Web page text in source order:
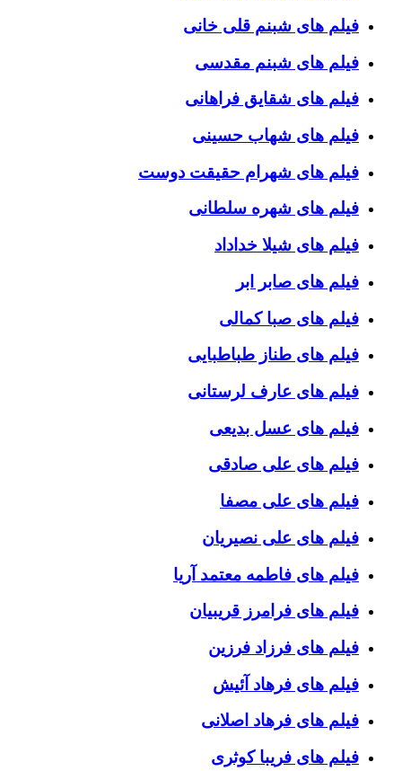
فیلم های شبنم قلی خانی
فیلم های شبنم مقدسی
فیلم های شقایق فراهانی
فیلم های شهاب حسینی
فیلم های شهرام حقیقت دوست
فیلم های شهره سلطانی
فیلم های شیلا خداداد
فیلم های صابر ابر
فیلم های صبا کمالی
فیلم های طناز طباطبایی
فیلم های عارف لرستانی
فیلم های عسل بدیعی
فیلم های علی صادقی
فیلم های علی مصفا
فیلم های علی نصیریان
فیلم های فاطمه معتمد آریا
فیلم های فرامرز قریبیان
فیلم های فرزاد فرزین
فیلم های فرهاد آئیش
فیلم های فرهاد اصلانی
فیلم های فریبا کوثری